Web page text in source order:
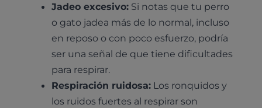
Jadeo excesivo: Si notas que tu perro
o gato jadea más de lo normal, incluso
en reposo o con poco esfuerzo, podría
ser una señal de que tiene dificultades
para respirar.
Respiración ruidosa: Los ronquidos y
los ruidos fuertes al respirar son